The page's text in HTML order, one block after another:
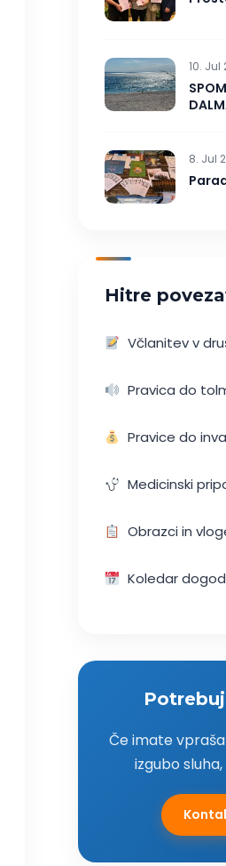
10. Jul
8. Jul
Hitre
Včlanitev v
Pravica do
Pravice do
Medicinski
Obrazci in
Koledar
Če imate
izgubo